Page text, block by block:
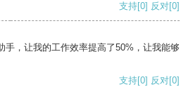
支持[0] 反对[0]
手，让我的工作效率提高了50%，让我能够
支持[0] 反对[0]